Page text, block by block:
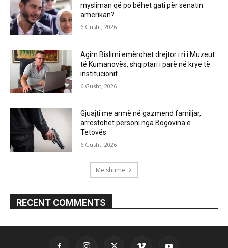
mysliman që po bëhet gati për senatin
amerikan?
6 Gusht, 2026
Agim Bislimi emërohet drejtor i ri i Muzeut
të Kumanovës, shqiptari i parë në krye të
institucionit
6 Gusht, 2026
Gjuajti me armë në gazmend familjar,
arrestohet personi nga Bogovina e
Tetovës
6 Gusht, 2026
Më shumë
RECENT COMMENTS